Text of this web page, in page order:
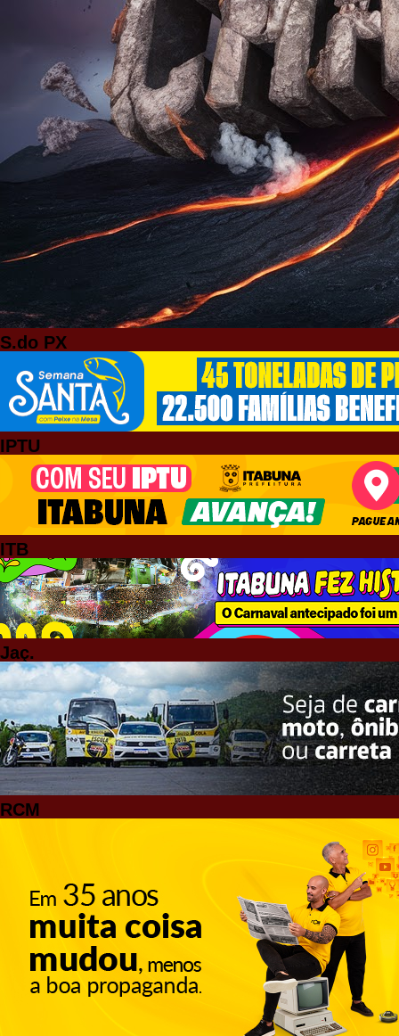
S.do PX
IPTU
ITB
Jaç.
RCM